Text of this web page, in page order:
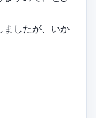
したが、いか